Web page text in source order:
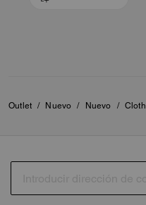
Outlet / Nuevo / Nuevo /